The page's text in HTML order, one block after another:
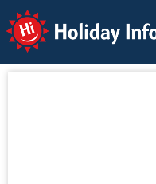
Holiday Info